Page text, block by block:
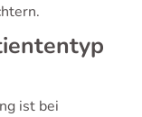
ist bei